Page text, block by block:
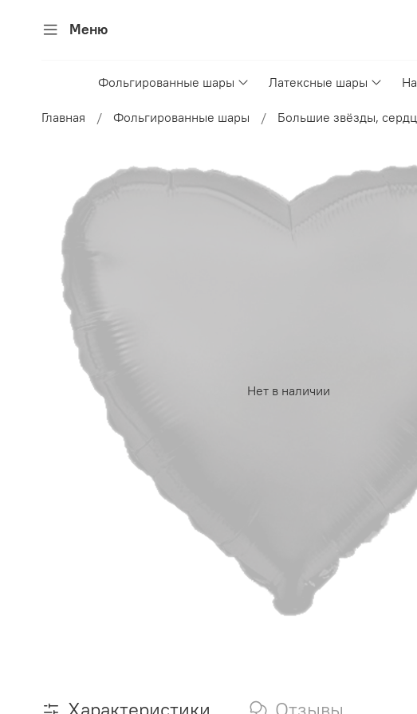
Меню
Фольгированные шары Латексные шары
Главная Фольгированные шары Большие звёзды,
Нет в наличии
Характеристики Отзывы